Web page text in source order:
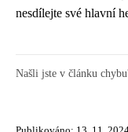
nesdílejte své hlavní
Našli jste v článku